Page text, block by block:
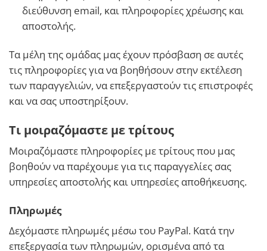
διεύθυνση email, και πληροφορίες χρέωσης και
αποστολής.
Τα μέλη της ομάδας μας έχουν πρόσβαση σε αυτές
τις πληροφορίες για να βοηθήσουν στην εκτέλεση
των παραγγελιών, να επεξεργαστούν τις επιστροφές
και να σας υποστηρίξουν.
Τι μοιραζόμαστε με τρίτους
Μοιραζόμαστε πληροφορίες με τρίτους που μας
βοηθούν να παρέχουμε για τις παραγγελίες σας
υπηρεσίες αποστολής και υπηρεσίες αποθήκευσης.
Πληρωμές
Δεχόμαστε πληρωμές μέσω του PayPal. Κατά την
επεξεργασία των πληρωμών, ορισμένα από τα